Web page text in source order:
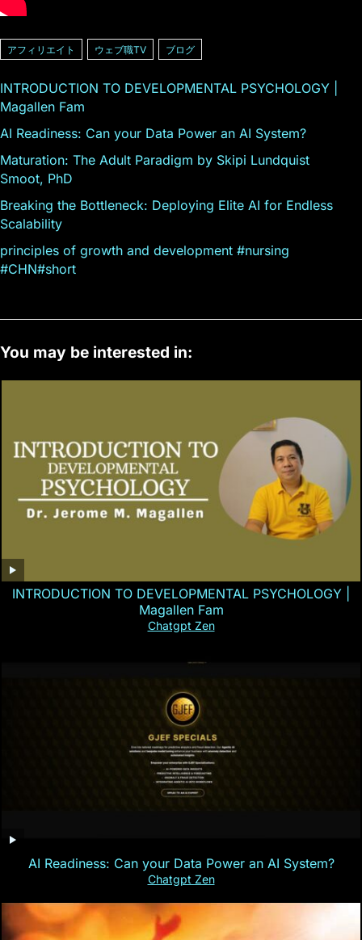
アフィリエイト ウェブ職TV ブログ
INTRODUCTION TO DEVELOPMENTAL PSYCHOLOGY |
Magallen Fam
AI Readiness: Can your Data Power an AI System?
Maturation: The Adult Paradigm by Skipi Lundquist
Smoot, PhD
Breaking the Bottleneck: Deploying Elite AI for Endless
Scalability
principles of growth and development #nursing
#CHN#short
You may be interested in:
INTRODUCTION TO DEVELOPMENTAL PSYCHOLOGY |
Magallen Fam
Chatgpt Zen
AI Readiness: Can your Data Power an AI System?
Chatgpt Zen